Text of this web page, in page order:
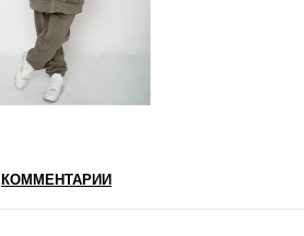
КОММЕНТАРИИ